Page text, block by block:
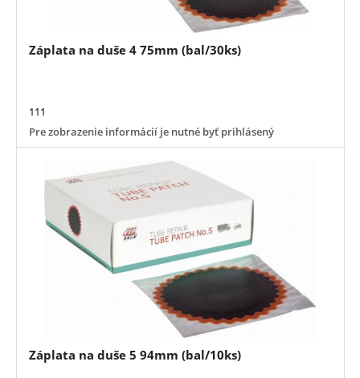
Záplata na duše 4 75mm (bal/30ks)
111
Pre zobrazenie informácií je nutné byť prihlásený
Záplata na duše 5 94mm (bal/10ks)